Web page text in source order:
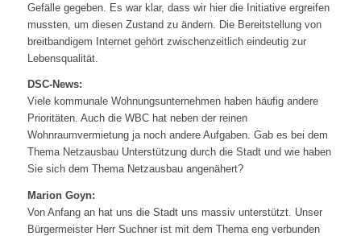
Gefälle gegeben. Es war klar, dass wir hier die Initiative ergreifen
mussten, um diesen Zustand zu ändern. Die Bereitstellung von
breitbandigem Internet gehört zwischenzeitlich eindeutig zur
Lebensqualität.
DSC-News:
Viele kommunale Wohnungsunternehmen haben häufig andere
Prioritäten. Auch die WBC hat neben der reinen
Wohnraumvermietung ja noch andere Aufgaben. Gab es bei dem
Thema Netzausbau Unterstützung durch die Stadt und wie haben
Sie sich dem Thema Netzausbau angenähert?
Marion Goyn:
Von Anfang an hat uns die Stadt uns massiv unterstützt. Unser
Bürgermeister Herr Suchner ist mit dem Thema eng verbunden